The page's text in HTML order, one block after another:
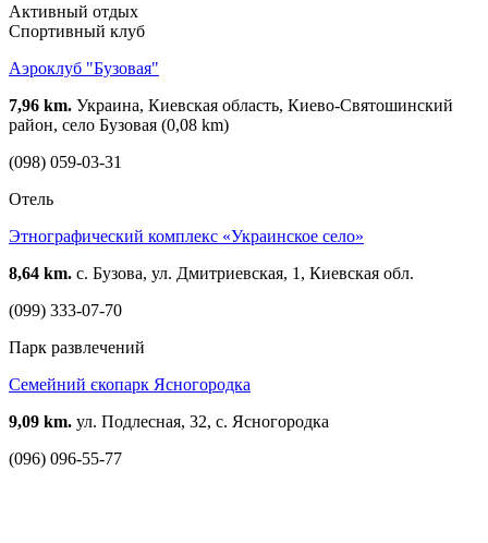
Активный отдых
Спортивный клуб
Аэроклуб "Бузовая"
7,96 km. Украина, Киевская область, Киево-Святошинский
район, село Бузовая (0,08 km)
(098) 059-03-31
Отель
Этнографический комплекс «Украинское село»
8,64 km. с. Бузова, ул. Дмитриевская, 1, Киевская обл.
(099) 333-07-70
Парк развлечений
Семейний єкопарк Ясногородка
9,09 km. ул. Подлесная, 32, с. Ясногородка
(096) 096-55-77